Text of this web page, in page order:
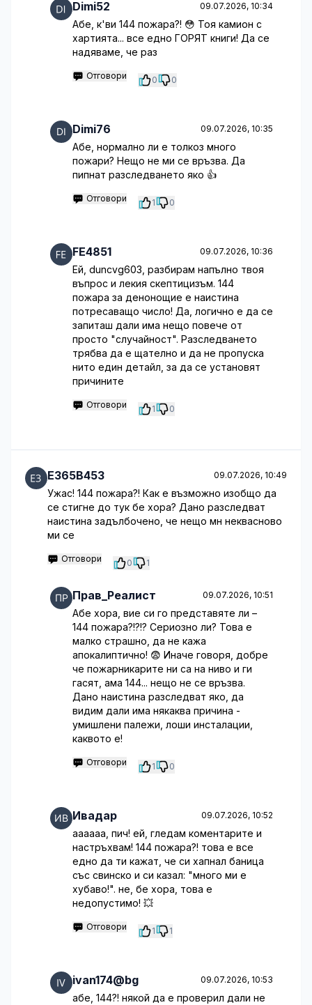
Dimi52 09.07.2026, 10:34
Абе, к'ви 144 пожара?! 😳 Тоя камион с
хартията... все едно ГОРЯТ книги! Да се
надяваме, че раз
Отговори 0 0
Dimi76 09.07.2026, 10:35
Абе, нормално ли е толкоз много
пожари? Нещо не ми се връзва. Да
пипнат разследването яко 👍
Отговори 1 0
FE4851 09.07.2026, 10:36
Ей, duncvg603, разбирам напълно твоя
въпрос и лекия скептицизъм. 144
пожара за денонощие е наистина
потресаващо число! Да, логично е да се
запиташ дали има нещо повече от
просто "случайност". Разследването
трябва да е щателно и да не пропуска
нито един детайл, за да се установят
причините
Отговори 1 0
E365B453 09.07.2026, 10:49
Ужас! 144 пожара?! Как е възможно изобщо да
се стигне до тук бе хора? Дано разследват
наистина задълбочено, че нещо мн неквасново
ми се
Отговори 0 1
Прав_Реалист 09.07.2026, 10:51
Абе хора, вие си го представяте ли –
144 пожара?!?!? Сериозно ли? Това е
малко страшно, да не кажа
апокалиптично! 😨 Иначе говоря, добре
че пожарникарите ни са на ниво и ги
гасят, ама 144... нещо не се връзва.
Дано наистина разследват яко, да
видим дали има някаква причина -
умишлени палежи, лоши инсталации,
каквото е!
Отговори 1 0
Ивадар 09.07.2026, 10:52
аааааа, пич! ей, гледам коментарите и
настръхвам! 144 пожара?! това е все
едно да ти кажат, че си хапнал баница
със свинско и си казал: "много ми е
хубаво!". не, бе хора, това е
недопустимо! 💥
Отговори 1 1
ivan174@bg 09.07.2026, 10:53
абе, 144?! някой да е проверил дали не